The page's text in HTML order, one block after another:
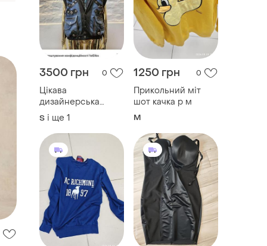
3500 грн 0
Цікава
дизайнерська
жилетка
S і ще 1
1250 грн 0
Прикольний міт
шот качка р м
M